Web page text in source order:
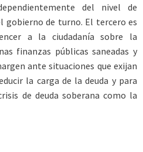
del nivel de
gobierno de turno. El tercero es
a la ciudadanía sobre la
finanzas públicas saneadas y
ante situaciones que exijan
la carga de la deuda y para
de deuda soberana como la